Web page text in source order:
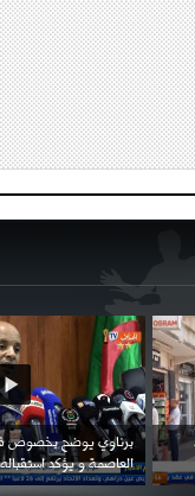
بن زيمة ... كرم كروي